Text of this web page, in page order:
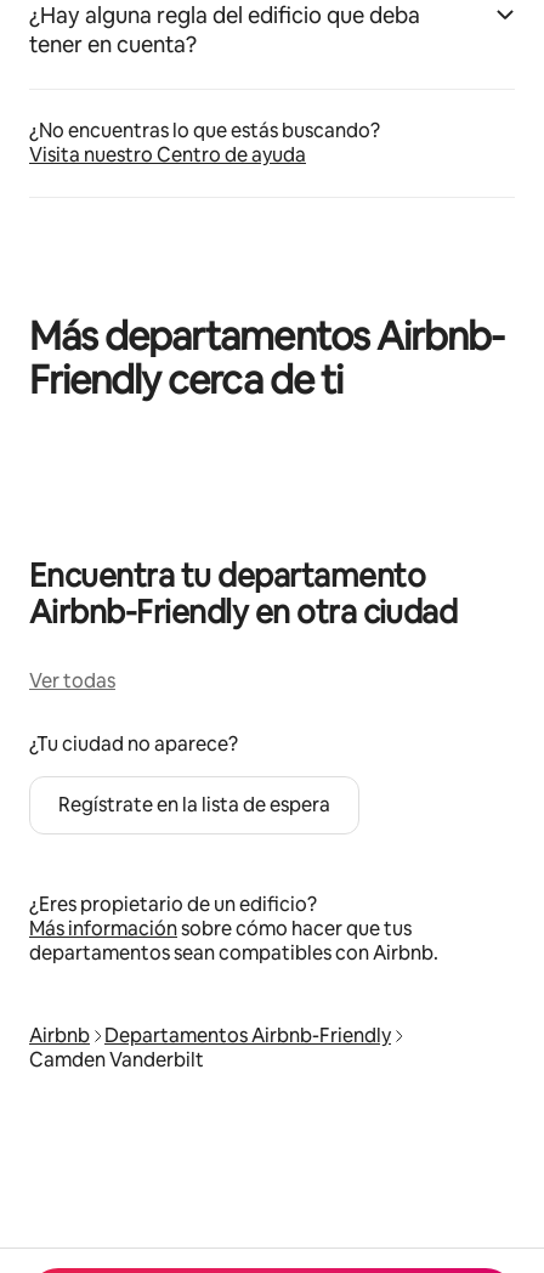
¿Hay alguna regla del edificio que deba
tener en cuenta?
¿No encuentras lo que estás buscando?
Visita nuestro Centro de ayuda
Más departamentos Airbnb-
Friendly cerca de ti
Encuentra tu departamento
Airbnb-Friendly en otra ciudad
Ver todas
¿Tu ciudad no aparece?
Regístrate en la lista de espera
¿Eres propietario de un edificio?
Más informaciónsobre cómo hacer que tus
departamentos sean compatibles con Airbnb.
Airbnb
Departamentos Airbnb-Friendly
Camden Vanderbilt